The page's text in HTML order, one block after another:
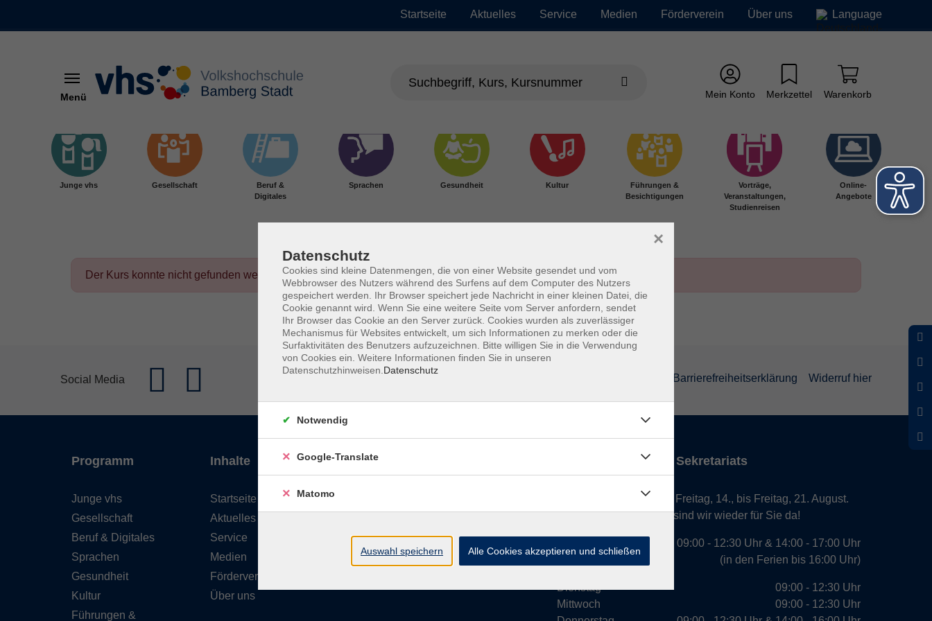
Startseite Aktuelles Service Medien Förderverein Über uns Language
Menü Mein Konto Merkzettel Warenkorb
Junge vhs Gesellschaft
Beruf &
Digitales
Sprachen Gesundheit Kultur
Führungen &
Besichtigungen
Vorträge,
Veranstaltungen,
Studienreisen
Online-
Angebote
Der Kurs konnte nicht gefunden werden.
Social Media Barrierefreiheitserklärung Widerruf hier
Programm
Junge vhs
Gesellschaft
Beruf & Digitales
Sprachen
Gesundheit
Kultur
Führungen &
Inhalte
Startseite
Aktuelles
Service
Medien
Förderverein
Über uns
vhs Bamberg Stadt
96052 Bamberg
Öffnungszeiten des Sekretariats
Wir machen Urlaub von Freitag, 14., bis Freitag, 21. August.
Ab Montag, 24. August, sind wir wieder für Sie da!
Dienstag
Mittwoch
09:00 - 12:30 Uhr & 14:00 - 17:00 Uhr
(in den Ferien bis 16:00 Uhr)
09:00 - 12:30 Uhr
09:00 - 12:30 Uhr
Datenschutz
Cookies sind kleine Datenmengen, die von einer Website gesendet und vom
Webbrowser des Nutzers während des Surfens auf dem Computer des Nutzers
gespeichert werden. Ihr Browser speichert jede Nachricht in einer kleinen Datei, die
Cookie genannt wird. Wenn Sie eine weitere Seite vom Server anfordern, sendet
Ihr Browser das Cookie an den Server zurück. Cookies wurden als zuverlässiger
Mechanismus für Websites entwickelt, um sich Informationen zu merken oder die
Surfaktivitäten des Benutzers aufzuzeichnen. Bitte willigen Sie in die Verwendung
von Cookies ein. Weitere Informationen finden Sie in unseren
Datenschutzhinweisen. Datenschutz
×
Notwendig
Google-Translate
Matomo
Auswahl speichern Alle Cookies akzeptieren und schließen